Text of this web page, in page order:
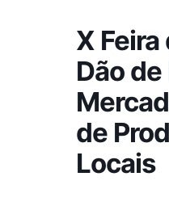
X
Dão
de
Locais